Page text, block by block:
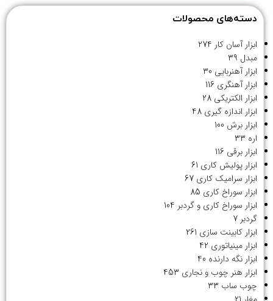
دسته‌های محصولات
ابزار آسان کار 274
مبدل 39
ابزار آهنربایی 30
ابزار آهنگری 116
ابزار الکتریکی 28
ابزار اندازه گیری 48
ابزار برش 100
اره 33
ابزار برقی 116
ابزار پولیش کاری 61
ابزار سرامیک کاری 67
ابزار سوراخ کاری 85
ابزار سوراخ کاری و گردبر 104
گردبر 7
ابزار کابینت سازی 261
ابزار مینیاتوری 42
ابزار نگه دارنده 40
ابزار هنر چوب و نجاری 453
چوب ساب 33